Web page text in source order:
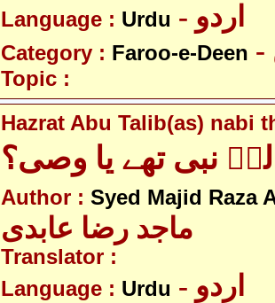
Language : Urdu - اردو
Category : Faroo-e-Deen
Topic :
Hazrat Abu Talib(as) nabi
نبی تھے یا وصی؟
Author : Syed Majid Raza
ماجد رضا عابدی
Translator :
Language : Urdu - اردو